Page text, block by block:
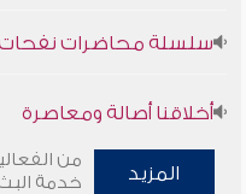
سلسلة محاضرات نفحات
أخلاقنا أصالة ومعاصرة
وأمنهم من خوف 9
المزيد
من
خدمة البث